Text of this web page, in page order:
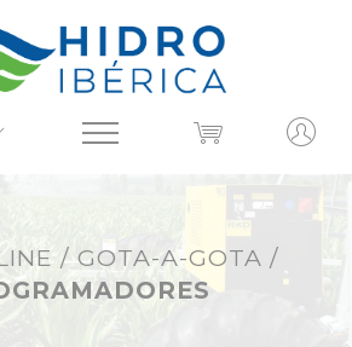
/GOTA-A-GOTA /
PROCURA?